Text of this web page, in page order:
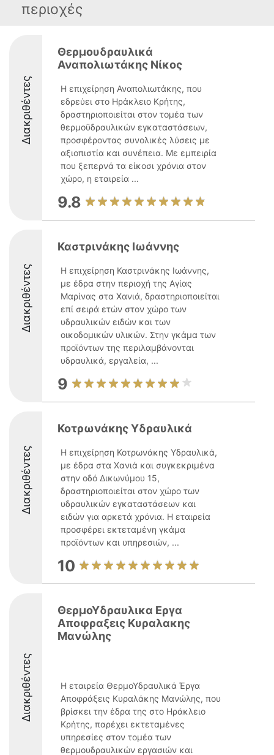
περιοχές
Διακριθέντες
Θερμουδραυλικά
Αναπολιωτάκης Νίκος
Η επιχείρηση Αναπολιωτάκης, που
εδρεύει στο Ηράκλειο Κρήτης,
δραστηριοποιείται στον τομέα των
θερμοϋδραυλικών εγκαταστάσεων,
προσφέροντας συνολικές λύσεις με
αξιοπιστία και συνέπεια. Με εμπειρία
που ξεπερνά τα είκοσι χρόνια στον
χώρο, η εταιρεία ...
9.8
Διακριθέντες
Καστρινάκης Ιωάννης
Η επιχείρηση Καστρινάκης Ιωάννης,
με έδρα στην περιοχή της Αγίας
Μαρίνας στα Χανιά, δραστηριοποιείται
επί σειρά ετών στον χώρο των
υδραυλικών ειδών και των
οικοδομικών υλικών. Στην γκάμα των
προϊόντων της περιλαμβάνονται
υδραυλικά, εργαλεία, ...
9
Διακριθέντες
Κοτρωνάκης Υδραυλικά
Η επιχείρηση Κοτρωνάκης Υδραυλικά,
με έδρα στα Χανιά και συγκεκριμένα
στην οδό Δικωνύμου 15,
δραστηριοποιείται στον χώρο των
υδραυλικών εγκαταστάσεων και
ειδών για αρκετά χρόνια. Η εταιρεία
προσφέρει εκτεταμένη γκάμα
προϊόντων και υπηρεσιών, ...
10
Διακριθέντες
ΘερμοΥδραυλικα Εργα
Αποφραξεις Κυραλακης
Μανώλης
Η εταιρεία ΘερμοΥδραυλικά Έργα
Αποφράξεις Κυραλάκης Μανώλης, που
βρίσκει την έδρα της στο Ηράκλειο
Κρήτης, παρέχει εκτεταμένες
υπηρεσίες στον τομέα των
θερμουδραυλικών εργασιών και